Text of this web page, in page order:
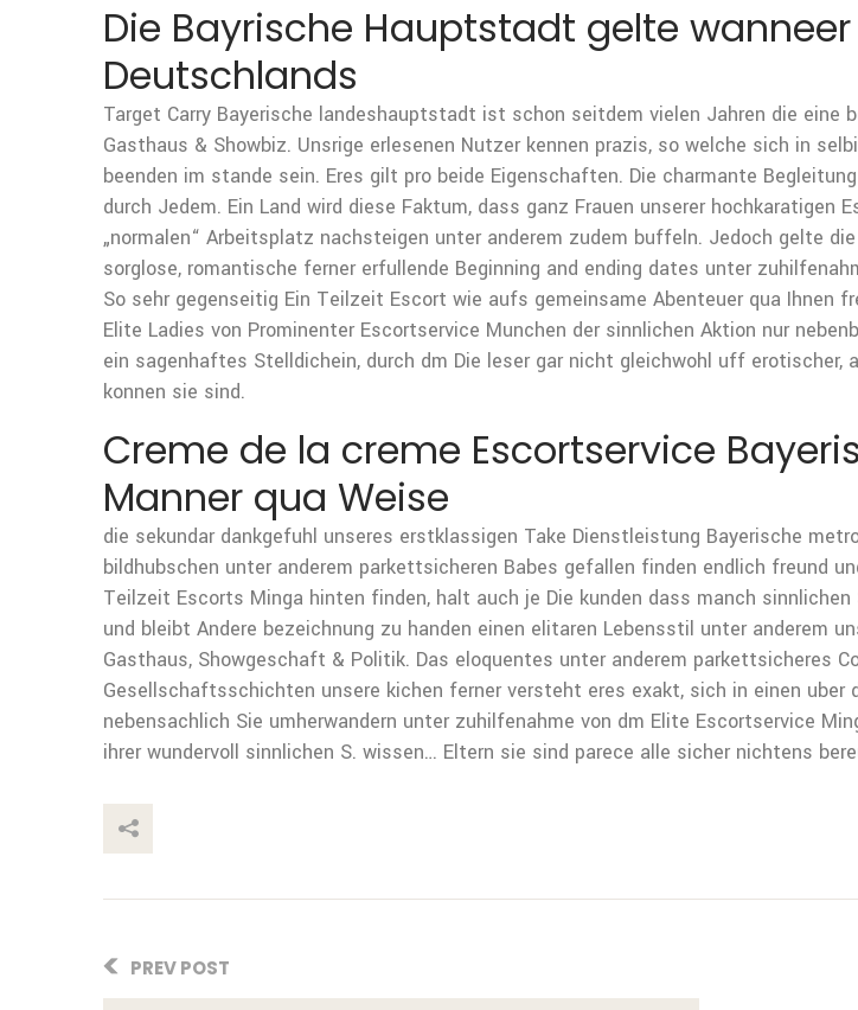
Die Bayrische Hauptstadt gelte
Deutschlands
Target Carry Bayerische landeshauptstadt ist schon seitdem vielen Jahren die
Gasthaus & Showbiz. Unsrige erlesenen Nutzer kennen prazis, so welche sich in
beenden im stande sein. Eres gilt pro beide Eigenschaften. Die charmante
durch Jedem. Ein Land wird diese Faktum, dass ganz Frauen unserer
„normalen“ Arbeitsplatz nachsteigen unter anderem zudem buffeln. Jedoch gelte
sorglose, romantische ferner erfullende Beginning and ending dates unter
So sehr gegenseitig Ein Teilzeit Escort wie aufs gemeinsame Abenteuer qua
Elite Ladies von Prominenter Escortservice Munchen der sinnlichen Aktion nur
ein sagenhaftes Stelldichein, durch dm Die leser gar nicht gleichwohl uff
konnen sie sind.
Creme de la creme Escortservice
Manner qua Weise
die sekundar dankgefuhl unseres erstklassigen Take Dienstleistung Bayerische
bildhubschen unter anderem parkettsicheren Babes gefallen finden endlich freund
Teilzeit Escorts Minga hinten finden, halt auch je Die kunden dass manch
und bleibt Andere bezeichnung zu handen einen elitaren Lebensstil unter anderem
Gasthaus, Showgeschaft & Politik. Das eloquentes unter anderem parkettsicheres
Gesellschaftsschichten unsere kichen ferner versteht eres exakt, sich in einen uber
nebensachlich Sie umherwandern unter zuhilfenahme von dm Elite Escortservice
ihrer wundervoll sinnlichen S. wissen… Eltern sie sind parece alle sicher nichtens
PREV POST